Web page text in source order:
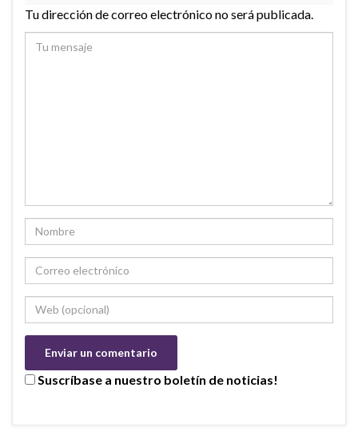
Tu dirección de correo electrónico no será publicada.
Suscríbase a nuestro boletín de noticias!